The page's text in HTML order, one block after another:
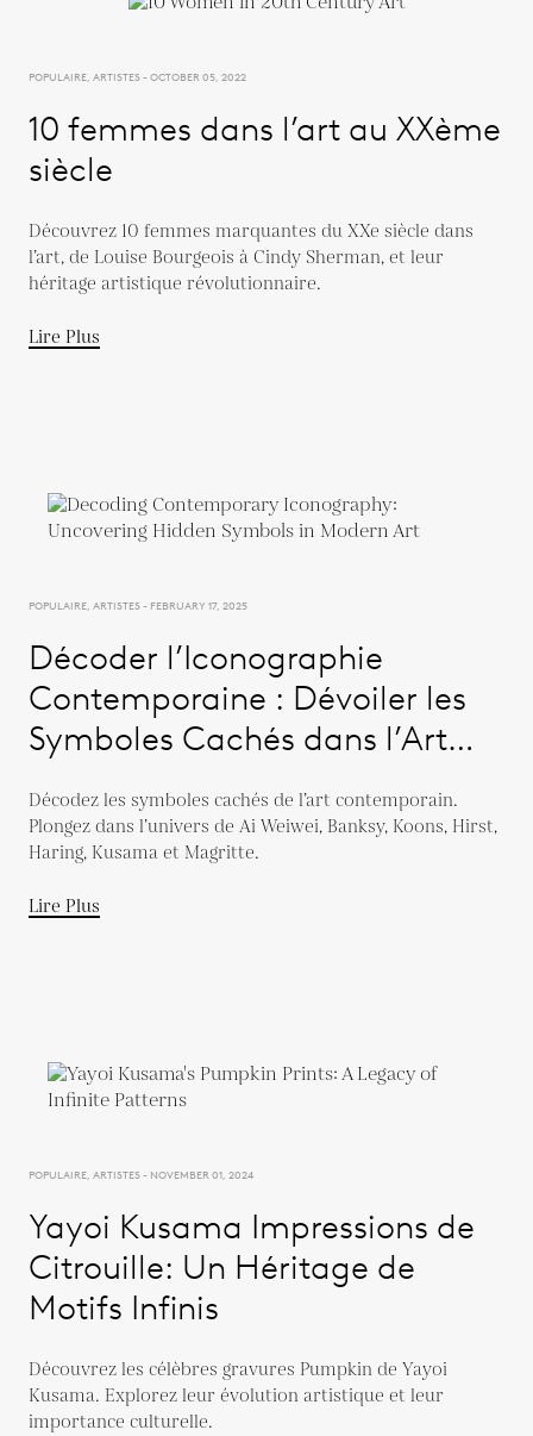
POPULAIRE, ARTISTES - OCTOBER 05, 2022
10 femmes dans l’art au XXème
siècle
Découvrez 10 femmes marquantes du XXe siècle dans
l’art, de Louise Bourgeois à Cindy Sherman, et leur
héritage artistique révolutionnaire.
Lire Plus
POPULAIRE, ARTISTES - FEBRUARY 17, 2025
Décoder l’Iconographie
Contemporaine : Dévoiler les
Symboles Cachés dans l’Art
Décodez les symboles cachés de l’art contemporain.
Plongez dans l’univers de Ai Weiwei, Banksy, Koons, Hirst,
Haring, Kusama et Magritte.
Lire Plus
POPULAIRE, ARTISTES - NOVEMBER 01, 2024
Yayoi Kusama Impressions de
Citrouille: Un Héritage de
Motifs Infinis
Découvrez les célèbres gravures Pumpkin de Yayoi
Kusama. Explorez leur évolution artistique et leur
importance culturelle.